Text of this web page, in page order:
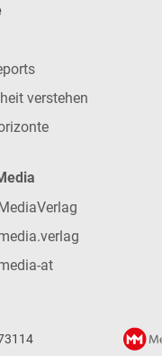
verstehen
at